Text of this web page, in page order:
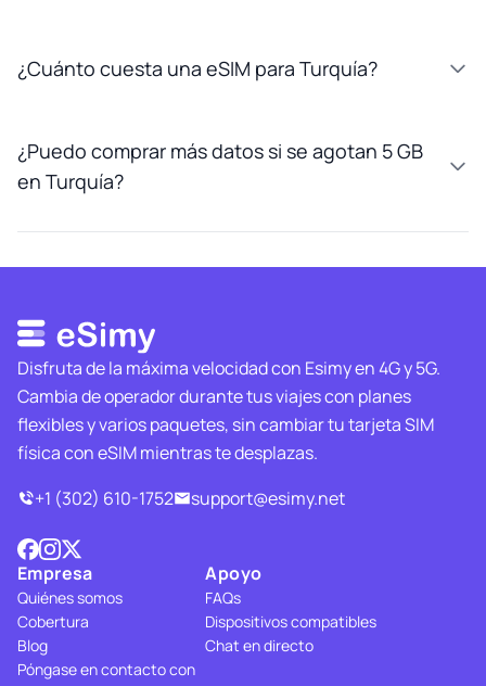
¿Cuánto cuesta una eSIM para Turquía?
¿Puedo comprar más datos si se agotan 5 GB
en Turquía?
Disfruta de la máxima velocidad con Esimy en 4G y 5G.
Cambia de operador durante tus viajes con planes
flexibles y varios paquetes, sin cambiar tu tarjeta SIM
física con eSIM mientras te desplazas.
+1 (302) 610-1752
support@esimy.net
Empresa
Quiénes somos
Cobertura
Blog
Póngase en contacto con
Apoyo
FAQs
Dispositivos compatibles
Chat en directo